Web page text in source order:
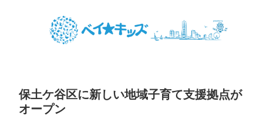
保土ケ谷区に新しい地域子育て支援拠点が
オープン